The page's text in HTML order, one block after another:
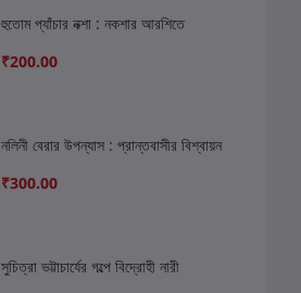
হুতোম প্যাঁচার নক্শা : নকশার আরশিতে
₹200.00
নলিনী বেরার উপন্যাস : প্রান্তবাসীর বিশ্বায়ন
₹300.00
সুচিত্রা ভট্টাচার্যের গল্পে বিদ্রোহী নারী